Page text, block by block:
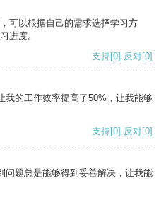
可以根据自己的需求选择学习方
进度。
支持[0] 反对[0]
我的工作效率提高了50%，让我能够
支持[0] 反对[0]
问题总是能够得到妥善解决，让我能